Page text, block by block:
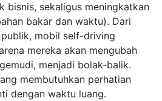
bisnis, sekaligus meningkatkan
bakar dan waktu). Dari
mobil self-driving
mereka akan mengubah
menjadi bolak-balik.
membutuhkan perhatian
dengan waktu luang.